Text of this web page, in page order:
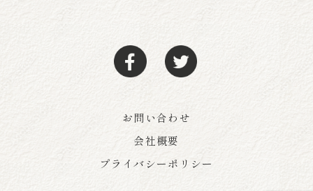
お問い合わせ
会社概要
プライバシーポリシー